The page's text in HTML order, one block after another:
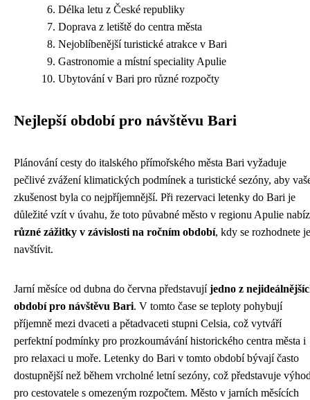
Délka letu z České republiky
Doprava z letiště do centra města
Nejoblíbenější turistické atrakce v Bari
Gastronomie a místní speciality Apulie
Ubytování v Bari pro různé rozpočty
Nejlepší období pro návštěvu Bari
Plánování cesty do italského přímořského města Bari vyžaduje
pečlivé zvážení klimatických podmínek a turistické sezóny, aby
zkušenost byla co nejpříjemnější. Při rezervaci letenky do Bari je
důležité vzít v úvahu, že toto půvabné město v regionu Apulie
různé zážitky v závislosti na ročním období, kdy se rozhodnete
navštívit.
Jarní měsíce od dubna do června představujíjedno z
období pro návštěvu Bari. V tomto čase se teploty pohybují
příjemně mezi dvaceti a pětadvaceti stupni Celsia, což vytváří
perfektní podmínky pro prozkoumávání historického centra města i
pro relaxaci u moře. Letenky do Bari v tomto období bývají často
dostupnější než během vrcholné letní sezóny, což představuje
pro cestovatele s omezeným rozpočtem. Město v jarních měsících